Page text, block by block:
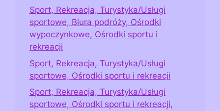
Sport, Rekreacja, Turystyka/Usługi
sportowe, Biura podróży, Ośrodki
wypoczynkowe, Ośrodki sportu i
rekreacji
Sport, Rekreacja, Turystyka/Usługi
sportowe, Ośrodki sportu i rekreacji
Sport, Rekreacja, Turystyka/Usługi
sportowe, Ośrodki sportu i rekreacji,